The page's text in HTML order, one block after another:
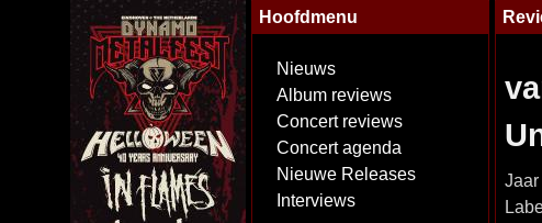
Hoofdmenu
Nieuws
Album reviews
Concert reviews
Concert agenda
Nieuwe Releases
Interviews
Jaar